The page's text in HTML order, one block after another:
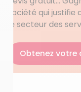
société qui
le secteur des
Obtenez votre